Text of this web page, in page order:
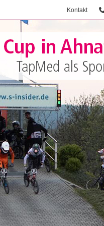
Kontakt